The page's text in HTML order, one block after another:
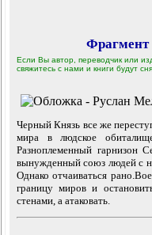
Фрагмент
Если Вы автор, переводчик или
свяжитесь с нами и книги будут
Черный Князь все же
мира в людское
Разноплеменный гарнизон
вынужденный союз людей с
Однако отчаиваться
границу миров и
стенами, а атаковать.